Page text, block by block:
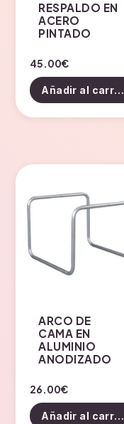
RESPALDO EN
ACERO
PINTADO
45.00€
Añadir al carrito
ARCO DE
CAMA EN
ALUMINIO
ANODIZADO
26.00€
Añadir al carrito